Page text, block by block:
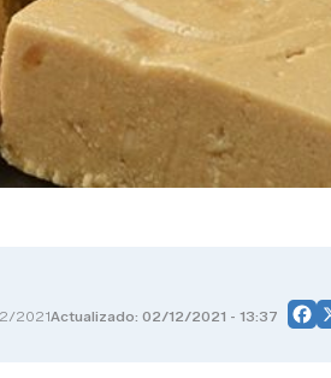
2021Actualizado: 02/12/2021 - 13:37